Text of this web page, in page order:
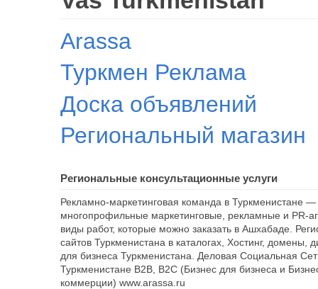
Arassa
Туркмен Реклама
Доска объявлений
Региональный магазин
Региональные консультационные услуги
Рекламно-маркетинговая команда в Туркменистане —
многопрофильные маркетинговые, рекламные и PR-
виды работ, которые можно заказать в Ашхабаде.
сайтов Туркменистана в каталогах, Хостинг, домены,
для бизнеса Туркменистана. Деловая Социальная
Туркменистане B2B, B2C (Бизнес для бизнеса и
коммерции) www.arassa.ru